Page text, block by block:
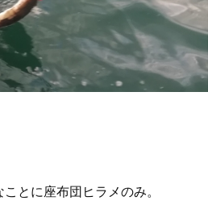
とに座布団ヒラメのみ。